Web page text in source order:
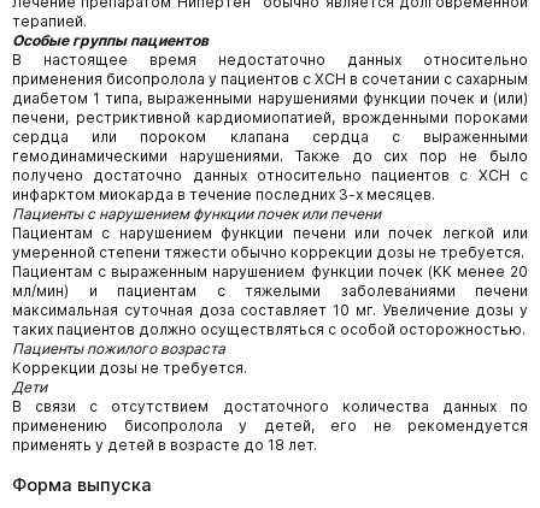
терапией.
Особые группы пациентов
В настоящее время недостаточно данных относительно
применения бисопролола у пациентов с ХСН в сочетании с сахарным
диабетом 1 типа, выраженными нарушениями функции почек и (или)
печени, рестриктивной кардиомиопатией, врожденными пороками
сердца или пороком клапана сердца с выраженными
гемодинамическими нарушениями. Также до сих пор не было
получено достаточно данных относительно пациентов с ХСН с
инфарктом миокарда в течение последних 3-х месяцев.
Пациенты с нарушением функции почек или печени
Пациентам с нарушением функции печени или почек легкой или
умеренной степени тяжести обычно коррекции дозы не требуется.
Пациентам с выраженным нарушением функции почек (КК менее 20
мл/мин) и пациентам с тяжелыми заболеваниями печени
максимальная суточная доза составляет 10 мг. Увеличение дозы у
таких пациентов должно осуществляться с особой осторожностью.
Пациенты пожилого возраста
Коррекции дозы не требуется.
Дети
В связи с отсутствием достаточного количества данных по
применению бисопролола у детей, его не рекомендуется
применять у детей в возрасте до 18 лет.
Форма выпуска